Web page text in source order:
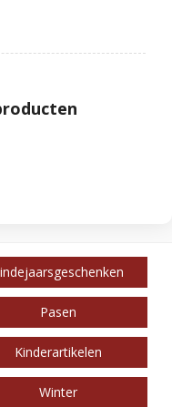
Pasen
Kinderartikelen
Winter